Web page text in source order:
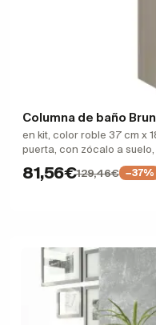
Columna de baño
en kit, color roble 37 cm x
puerta, con zócalo a
81,56€129,46€ −37%